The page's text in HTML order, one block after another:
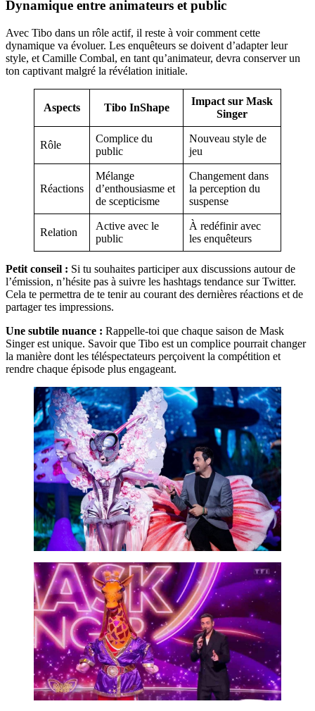
Dynamique entre animateurs et public
Avec Tibo dans un rôle actif, il reste à voir comment cette
dynamique va évoluer. Les enquêteurs se doivent d’adapter leur
style, et Camille Combal, en tant qu’animateur, devra conserver un
ton captivant malgré la révélation initiale.
Aspects Tibo InShape
Impact sur Mask
Singer
Rôle
Complice du
public
Nouveau style de
jeu
Réactions
Mélange
d’enthousiasme et
de scepticisme
Changement dans
la perception du
suspense
Relation
Active avec le
public
À redéfinir avec
les enquêteurs
Petit conseil : Si tu souhaites participer aux discussions autour de
l’émission, n’hésite pas à suivre les hashtags tendance sur Twitter.
Cela te permettra de te tenir au courant des dernières réactions et de
partager tes impressions.
Une subtile nuance : Rappelle-toi que chaque saison de Mask
Singer est unique. Savoir que Tibo est un complice pourrait changer
la manière dont les téléspectateurs perçoivent la compétition et
rendre chaque épisode plus engageant.